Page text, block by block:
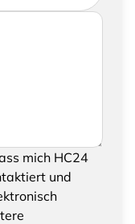
zukommen
Anfrage gerne
bestätigen
Ihrer
mich HC24
und